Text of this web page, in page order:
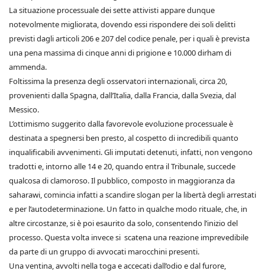
La situazione processuale dei sette attivisti appare dunque
notevolmente migliorata, dovendo essi rispondere dei soli delitti
previsti dagli articoli 206 e 207 del codice penale, per i quali è prevista
una pena massima di cinque anni di prigione e 10.000 dirham di
ammenda.
Foltissima la presenza degli osservatori internazionali, circa 20,
provenienti dalla Spagna, dall’Italia, dalla Francia, dalla Svezia, dal
Messico.
L’ottimismo suggerito dalla favorevole evoluzione processuale è
destinata a spegnersi ben presto, al cospetto di incredibili quanto
inqualificabili avvenimenti. Gli imputati detenuti, infatti, non vengono
tradotti e, intorno alle 14 e 20, quando entra il Tribunale, succede
qualcosa di clamoroso. Il pubblico, composto in maggioranza da
saharawi, comincia infatti a scandire slogan per la libertà degli arrestati
e per l’autodeterminazione. Un fatto in qualche modo rituale, che, in
altre circostanze, si è poi esaurito da solo, consentendo l’inizio del
processo. Questa volta invece si scatena una reazione imprevedibile
da parte di un gruppo di avvocati marocchini presenti.
Una ventina, avvolti nella toga e accecati dall’odio e dal furore,